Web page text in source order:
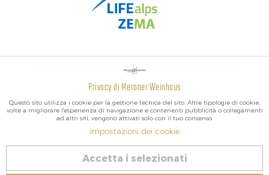
I MIGLIORI VINI DELL'ALTO ADIGE, DELL'ITALIA E DEL MONDO.
Revoca contratto
Tracciamento
Privacy di Meraner Weinhaus
Questo sito utilizza i cookie per la gestione tecnica del sito. Altre tipologie di cookie,
volte a migliorare l'esperienza di navigazione e contenenti pubblicità o collegamenti
ad altri siti, vengono attivati solo con il tuo consenso.
Impostazioni dei cookie
Accetta i selezionati